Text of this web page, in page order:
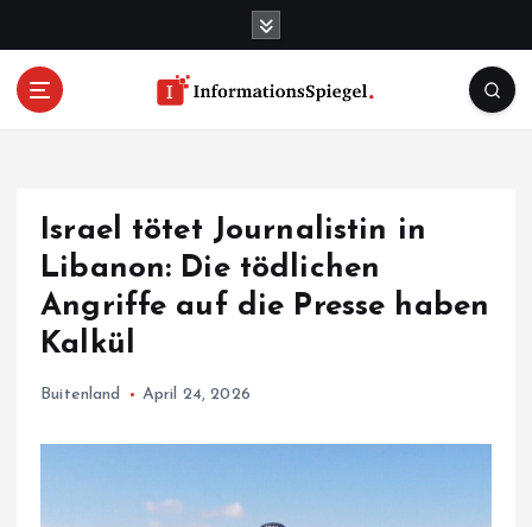
Israel tötet Journalistin in
Libanon: Die tödlichen
Angriffe auf die Presse haben
Kalkül
Buitenland April 24, 2026